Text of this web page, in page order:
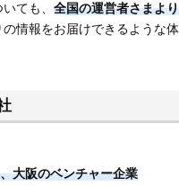
ても、 全国の運営者さまより
情報をお届けできるような体
大阪のベンチャー企業